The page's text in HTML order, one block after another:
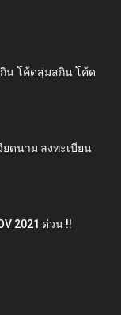
น โค้ดสุ่มสกิน โค้ด
ยดนาม ลงทะเบียน
2021 ด่วน !!